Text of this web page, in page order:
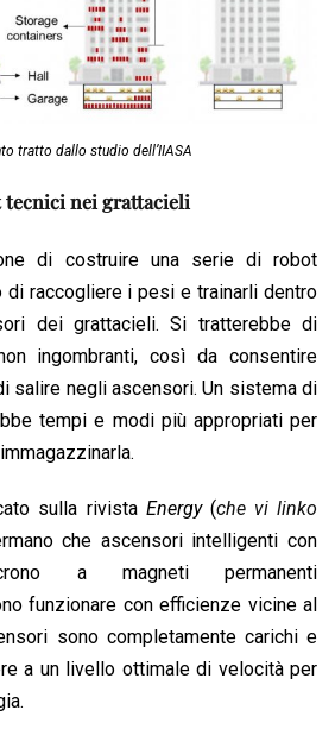
tratto dallo studio dell’IIASA
tecnici nei grattacieli
di costruire una serie di robot
di raccogliere i pesi e trainarli dentro
dei grattacieli. Si tratterebbe di
ingombranti, così da consentire
salire negli ascensori. Un sistema di
tempi e modi più appropriati per
sulla rivista Energy(che vi linko
che ascensori intelligenti con
a magneti permanenti
funzionare con efficienze vicine al
sono completamente carichi e
a un livello ottimale di velocità per